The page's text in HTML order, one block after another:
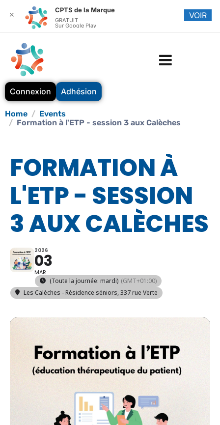
Connexion Adhésion
Home
Events
Formation à l'ETP - session 3 aux Calèches
FORMATION À
L'ETP - SESSION
3 AUX CALÈCHES
2026
03
MAR
(Toute la journée: mardi) (GMT+01:00)
Les Calèches - Résidence séniors, 337 rue Verte
✕
CPTS de la Marque
GRATUIT
Sur Google Play
VOIR